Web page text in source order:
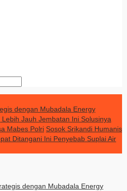
dengan Mubadala Energy
Jauh Jembatan Ini Solusinya
Mabes Polri Sosok Srikandi Humanis
Ditangani Ini Penyebab Suplai Air